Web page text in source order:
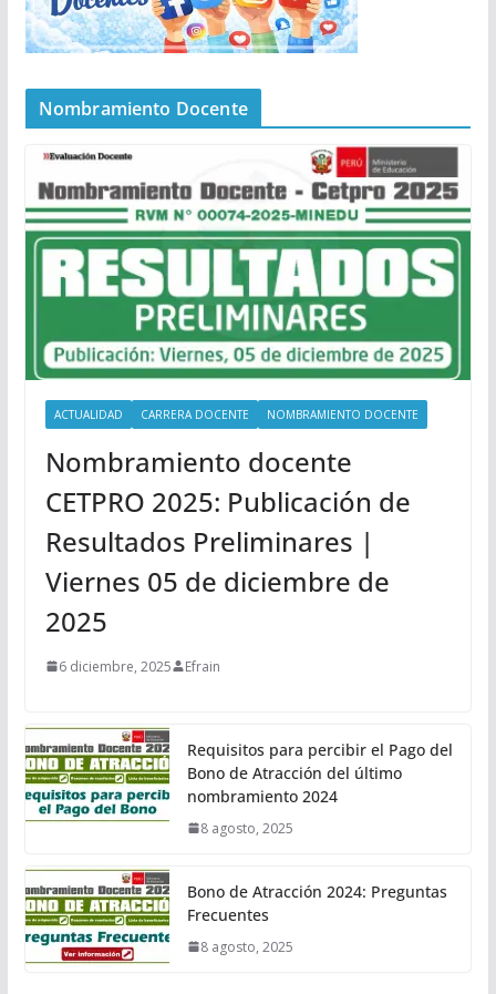
Nombramiento Docente
ACTUALIDAD CARRERA DOCENTE NOMBRAMIENTO DOCENTE
Nombramiento docente
CETPRO 2025: Publicación de
Resultados Preliminares |
Viernes 05 de diciembre de
2025
6 diciembre, 2025 Efrain
Requisitos para percibir el Pago del
Bono de Atracción del último
nombramiento 2024
8 agosto, 2025
Bono de Atracción 2024: Preguntas
Frecuentes
8 agosto, 2025